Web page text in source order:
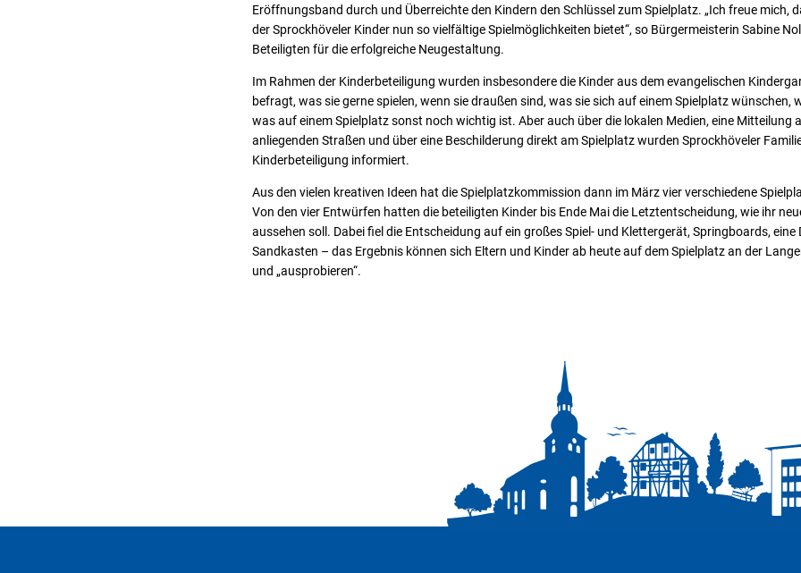
Eröffnungsband durch und Überreichte den Kindern den Schlüssel zum Spielplatz. „Ich freue mich,
der Sprockhöveler Kinder nun so vielfältige Spielmöglichkeiten bietet“, so Bürgermeisterin Sabine
Beteiligten für die erfolgreiche Neugestaltung.
Im Rahmen der Kinderbeteiligung wurden insbesondere die Kinder aus dem evangelischen
befragt, was sie gerne spielen, wenn sie draußen sind, was sie sich auf einem Spielplatz wünschen,
was auf einem Spielplatz sonst noch wichtig ist. Aber auch über die lokalen Medien, eine Mitteilung
anliegenden Straßen und über eine Beschilderung direkt am Spielplatz wurden Sprockhöveler
Kinderbeteiligung informiert.
Aus den vielen kreativen Ideen hat die Spielplatzkommission dann im März vier verschiedene
Von den vier Entwürfen hatten die beteiligten Kinder bis Ende Mai die Letztentscheidung, wie ihr
aussehen soll. Dabei fiel die Entscheidung auf ein großes Spiel- und Klettergerät, Springboards, eine
Sandkasten – das Ergebnis können sich Eltern und Kinder ab heute auf dem Spielplatz an der
und „ausprobieren“.